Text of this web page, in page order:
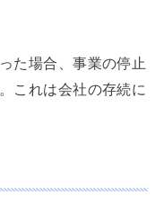
た場合、事業の停止
これは会社の存続に